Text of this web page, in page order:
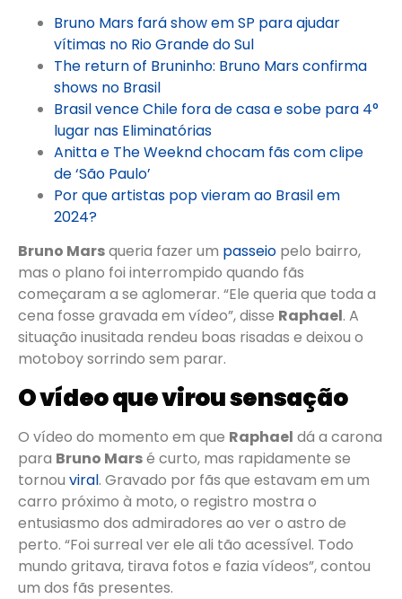
Bruno Mars fará show em SP para ajudar
vítimas no Rio Grande do Sul
The return of Bruninho: Bruno Mars confirma
shows no Brasil
Brasil vence Chile fora de casa e sobe para 4°
lugar nas Eliminatórias
Anitta e The Weeknd chocam fãs com clipe
de ‘São Paulo’
Por que artistas pop vieram ao Brasil em
2024?
Bruno Marsqueria fazer um passeio pelo bairro,
mas o plano foi interrompido quando fãs
começaram a se aglomerar. “Ele queria que toda a
cena fosse gravada em vídeo”, disse Raphael. A
situação inusitada rendeu boas risadas e deixou o
motoboy sorrindo sem parar.
O vídeo que virou sensação
O vídeo do momento em que Raphael dá a carona
para Bruno Marsé curto, mas rapidamente se
tornou viral. Gravado por fãs que estavam em um
carro próximo à moto, o registro mostra o
entusiasmo dos admiradores ao ver o astro de
perto. “Foi surreal ver ele ali tão acessível. Todo
mundo gritava, tirava fotos e fazia vídeos”, contou
um dos fãs presentes.